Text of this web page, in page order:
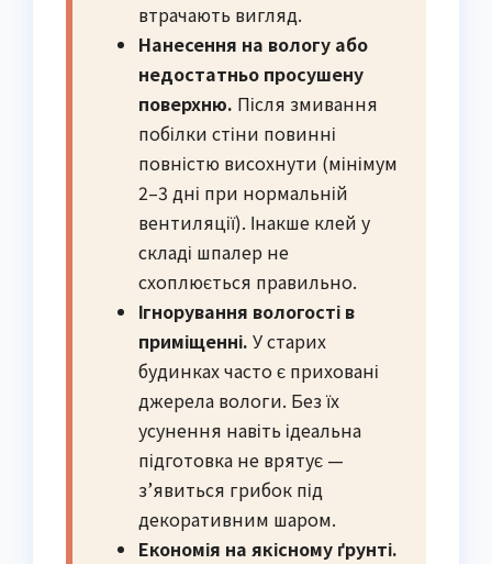
втрачають вигляд.
Нанесення на вологу або
недостатньо просушену
поверхню. Після змивання
побілки стіни повинні
повністю висохнути (мінімум
2–3 дні при нормальній
вентиляції). Інакше клей у
складі шпалер не
схоплюється правильно.
Ігнорування вологості в
приміщенні. У старих
будинках часто є приховані
джерела вологи. Без їх
усунення навіть ідеальна
підготовка не врятує —
з’явиться грибок під
декоративним шаром.
Економія на якісному ґрунті.